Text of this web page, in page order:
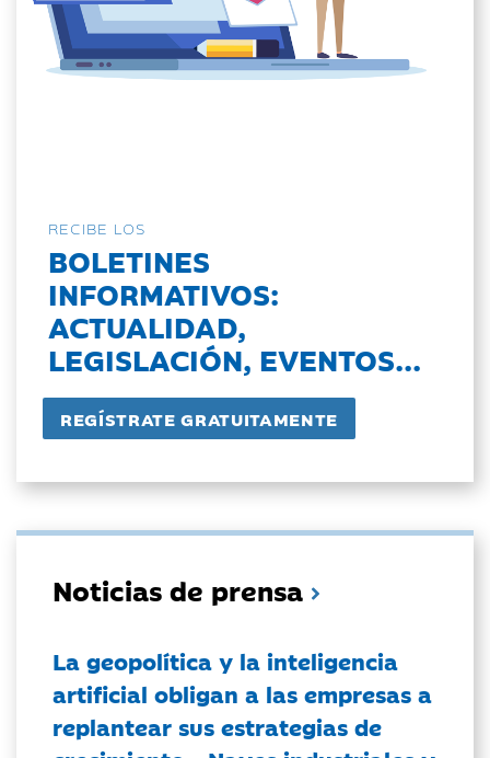
RECIBE LOS
BOLETINES
INFORMATIVOS:
ACTUALIDAD,
LEGISLACIÓN, EVENTOS...
Noticias de prensa
La geopolítica y la inteligencia
artificial obligan a las empresas a
replantear sus estrategias de